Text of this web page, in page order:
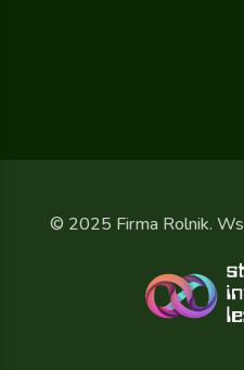
© 2025 Firma Rolnik.